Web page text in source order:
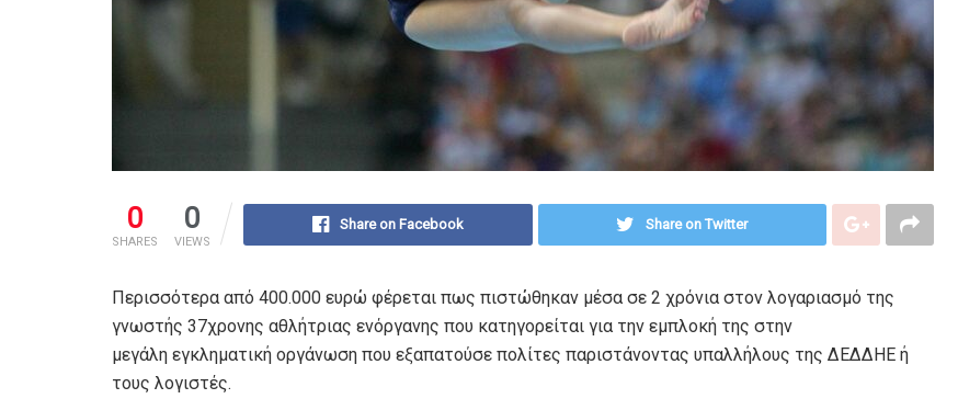
0
SHARES
0
VIEWS
Share on Facebook Share on Twitter
Περισσότερα από 400.000 ευρώ φέρεται πως πιστώθηκαν μέσα σε 2 χρόνια στον λογαριασμό της
γνωστής 37χρονης αθλήτριας ενόργανης που κατηγορείται για την εμπλοκή της στην
μεγάλη εγκληματική οργάνωση που εξαπατούσε πολίτες παριστάνοντας υπαλλήλους της ΔΕΔΔΗΕ ή
τους λογιστές.